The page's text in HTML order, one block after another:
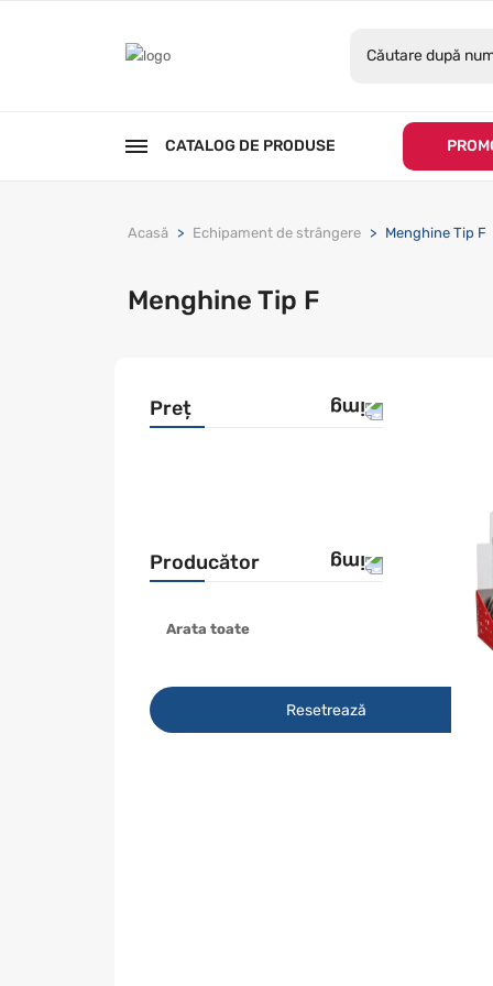
CATALOG DE PRODUSE
Acasă Echipament de strângere Menghine Tip F
Menghine Tip F
Preț
Producător
BESSEY
WOLFCRAFT
Arata toate
Resetrează